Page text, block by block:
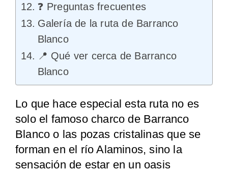
❓ Preguntas frecuentes
Galería de la ruta de Barranco
Blanco
📍 Qué ver cerca de Barranco
Blanco
Lo que hace especial esta ruta no es
solo el famoso charco de Barranco
Blanco o las pozas cristalinas que se
forman en el río Alaminos, sino la
sensación de estar en un oasis